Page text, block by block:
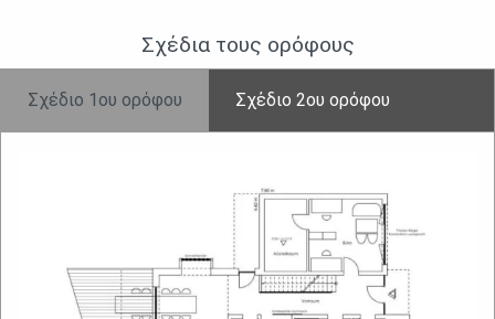
Σχέδια τους ορὀφους
Σχέδιο 1ου ορόφου Σχἐδιο 2ου ορόφου